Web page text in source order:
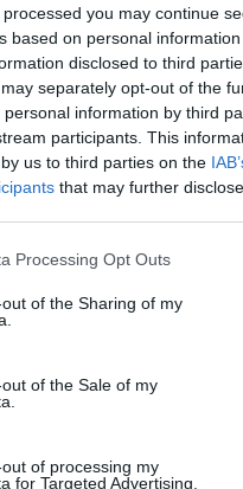
you may continue
based on personal
disclosed to third
separately opt-out of the
information by third
participants. This
us to third parties on the
that may further
Processing Opt Outs
of the Sharing of my
of the Sale of my
of processing my
for Targeted Advertising.
Internacional de Artes
património e
económico e
aponta investimento
do Estado propõe
inteligência sobre